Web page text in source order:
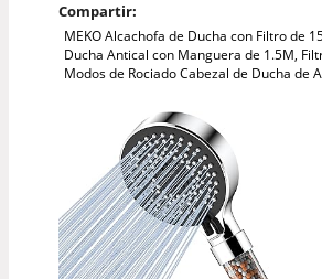
Compartir:
MEKO Alcachofa de Ducha con Filtro de
Ducha Antical con Manguera de 1.5M,
Modos de Rociado Cabezal de Ducha de